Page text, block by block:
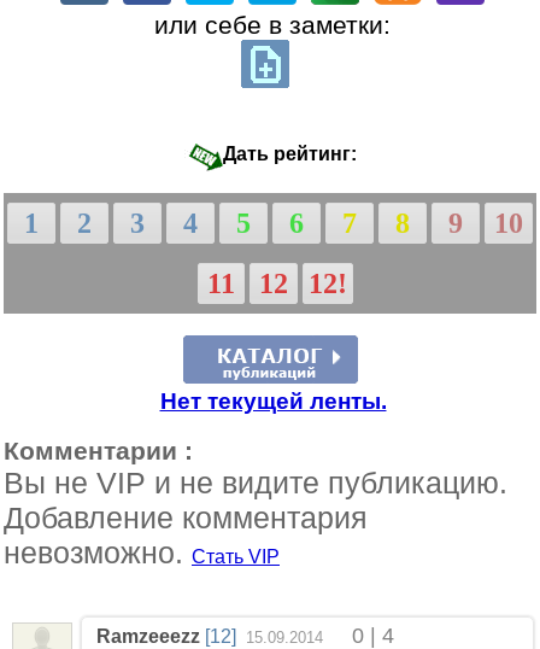
или себе в заметки:
Дать рейтинг:
1 2 3 4 5 6 7 8 9
10
11
12 12!
Нет текущей ленты.
Комментарии :
Вы не VIP и не видите публикацию.
Добавление комментария
невозможно. Стать VIP
Ramzeeezz [12] 15.09.2014
0 | 4